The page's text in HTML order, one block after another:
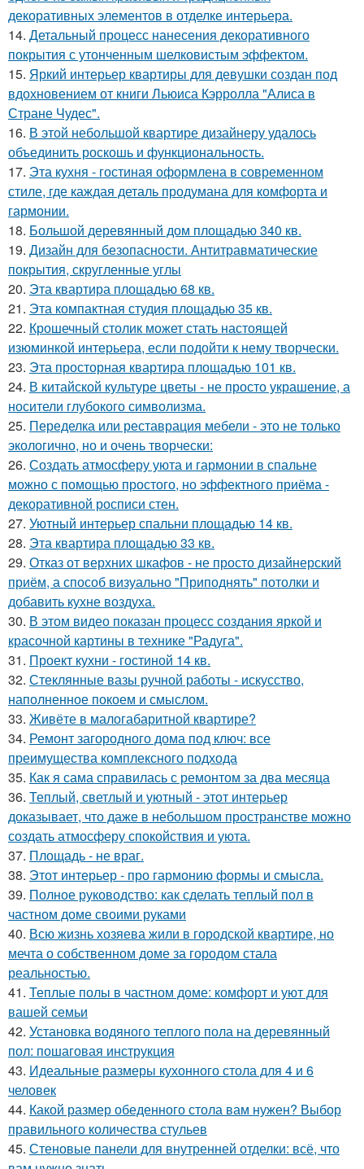
декоративных элементов в отделке интерьера.
14. Детальный процесс нанесения декоративного
покрытия с утонченным шелковистым эффектом.
15. Яркий интерьер квартиры для девушки создан под
вдохновением от книги Льюиса Кэрролла "Алиса в
Стране Чудес".
16. В этой небольшой квартире дизайнеру удалось
объединить роскошь и функциональность.
17. Эта кухня - гостиная оформлена в современном
стиле, где каждая деталь продумана для комфорта и
гармонии.
18. Большой деревянный дом площадью 340 кв.
19. Дизайн для безопасности. Антитравматические
покрытия, скругленные углы
20. Эта квартира площадью 68 кв.
21. Эта компактная студия площадью 35 кв.
22. Крошечный столик может стать настоящей
изюминкой интерьера, если подойти к нему творчески.
23. Эта просторная квартира площадью 101 кв.
24. В китайской культуре цветы - не просто украшение, а
носители глубокого символизма.
25. Переделка или реставрация мебели - это не только
экологично, но и очень творчески:
26. Создать атмосферу уюта и гармонии в спальне
можно с помощью простого, но эффектного приёма -
декоративной росписи стен.
27. Уютный интерьер спальни площадью 14 кв.
28. Эта квартира площадью 33 кв.
29. Отказ от верхних шкафов - не просто дизайнерский
приём, а способ визуально "Приподнять" потолки и
добавить кухне воздуха.
30. В этом видео показан процесс создания яркой и
красочной картины в технике "Радуга".
31. Проект кухни - гостиной 14 кв.
32. Стеклянные вазы ручной работы - искусство,
наполненное покоем и смыслом.
33. Живёте в малогабаритной квартире?
34. Ремонт загородного дома под ключ: все
преимущества комплексного подхода
35. Как я сама справилась с ремонтом за два месяца
36. Теплый, светлый и уютный - этот интерьер
доказывает, что даже в небольшом пространстве можно
создать атмосферу спокойствия и уюта.
37. Площадь - не враг.
38. Этот интерьер - про гармонию формы и смысла.
39. Полное руководство: как сделать теплый пол в
частном доме своими руками
40. Всю жизнь хозяева жили в городской квартире, но
мечта о собственном доме за городом стала
реальностью.
41. Теплые полы в частном доме: комфорт и уют для
вашей семьи
42. Установка водяного теплого пола на деревянный
пол: пошаговая инструкция
43. Идеальные размеры кухонного стола для 4 и 6
человек
44. Какой размер обеденного стола вам нужен? Выбор
правильного количества стульев
45. Стеновые панели для внутренней отделки: всё, что